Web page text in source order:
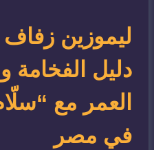
ليموزين
دليل الفخامة
العمر مع
في مصر